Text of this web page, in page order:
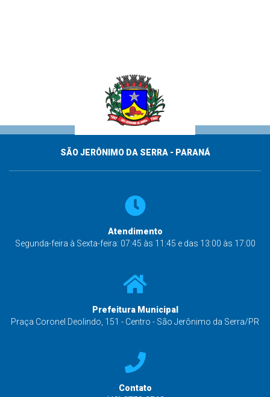
SÃO JERÔNIMO DA SERRA - PARANÁ
Atendimento